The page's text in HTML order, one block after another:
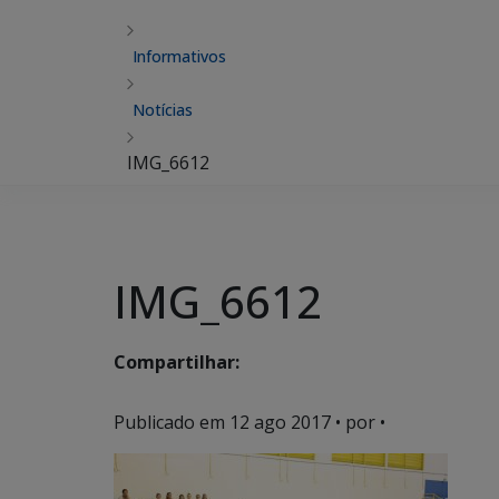
Informativos
Notícias
IMG_6612
IMG_6612
Compartilhar:
Publicado em 12 ago 2017 • por •